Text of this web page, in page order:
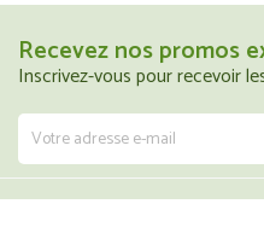
Recevez nos promos
Inscrivez-vous pour recevoir